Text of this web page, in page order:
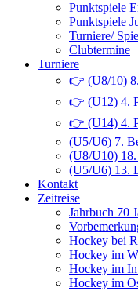
Punktspiele
Punktspiele
Turniere/
Clubtermine
Turniere
👉 (U8/10)
👉 (U12) 4.
👉 (U14) 4.
(U5/U6) 7.
(U8/U10)
(U5/U6) 13.
Kontakt
Zeitreise
Jahrbuch 70
Hockey bei
Hockey im
Hockey im
Hockey im